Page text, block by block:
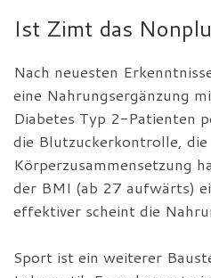
Ist Zimt das
Nach neuesten
eine Nahrungsergänzung
Diabetes Typ 2-Patienten
die Blutzuckerkontrolle,
Körperzusammensetzung
der BMI (ab 27 aufwärts)
effektiver scheint die
Sport ist ein weiterer